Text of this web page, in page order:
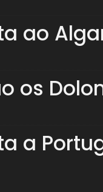
ao
os
a